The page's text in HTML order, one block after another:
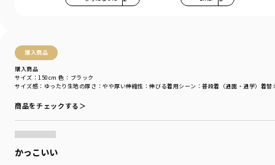
購入商品
購入商品
サイズ感 ：ゆったり 生地の厚さ ：やや厚い伸縮性 ：伸びる着用シーン ：普段着（通園・通学） 着替
サイズ：150cm 色：ブラック
商品をチェックする＞
かっこいい